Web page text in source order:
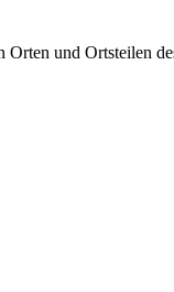
Orten und Ortsteilen